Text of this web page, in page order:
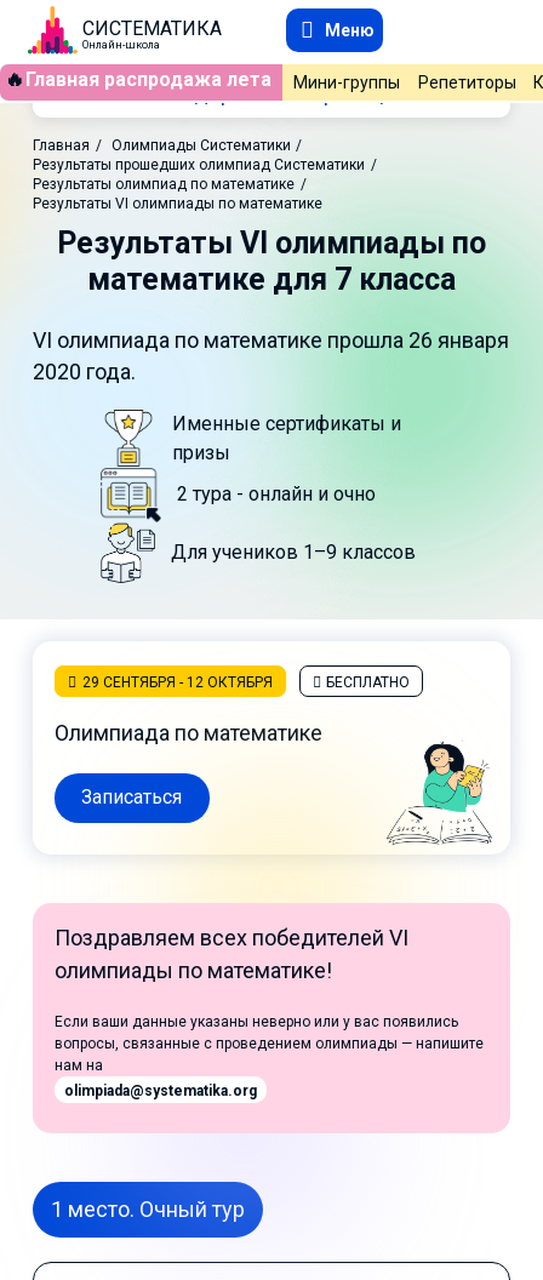
СИСТЕМАТИКА
Онлайн-школа
Меню
🔥 Главная распродажа лета Мини-группы Репетиторы
Главная / Олимпиады Систематики /
Результаты прошедших олимпиад Систематики /
Результаты олимпиад по математике /
Результаты VI олимпиады по математике
Результаты VI олимпиады по
математике для 7 класса
VI олимпиада по математике прошла 26 января
2020 года.
Именные сертификаты и
призы
2 тура - онлайн и очно
Для учеников 1–9 классов
Содержание страницы
29 СЕНТЯБРЯ - 12 ОКТЯБРЯ БЕСПЛАТНО
Олимпиада по математике
Записаться
Поздравляем всех победителей VI
олимпиады по математике!
Если ваши данные указаны неверно или у вас появились
вопросы, связанные с проведением олимпиады — напишите
нам на
olimpiada@systematika.org
1 место. Очный тур